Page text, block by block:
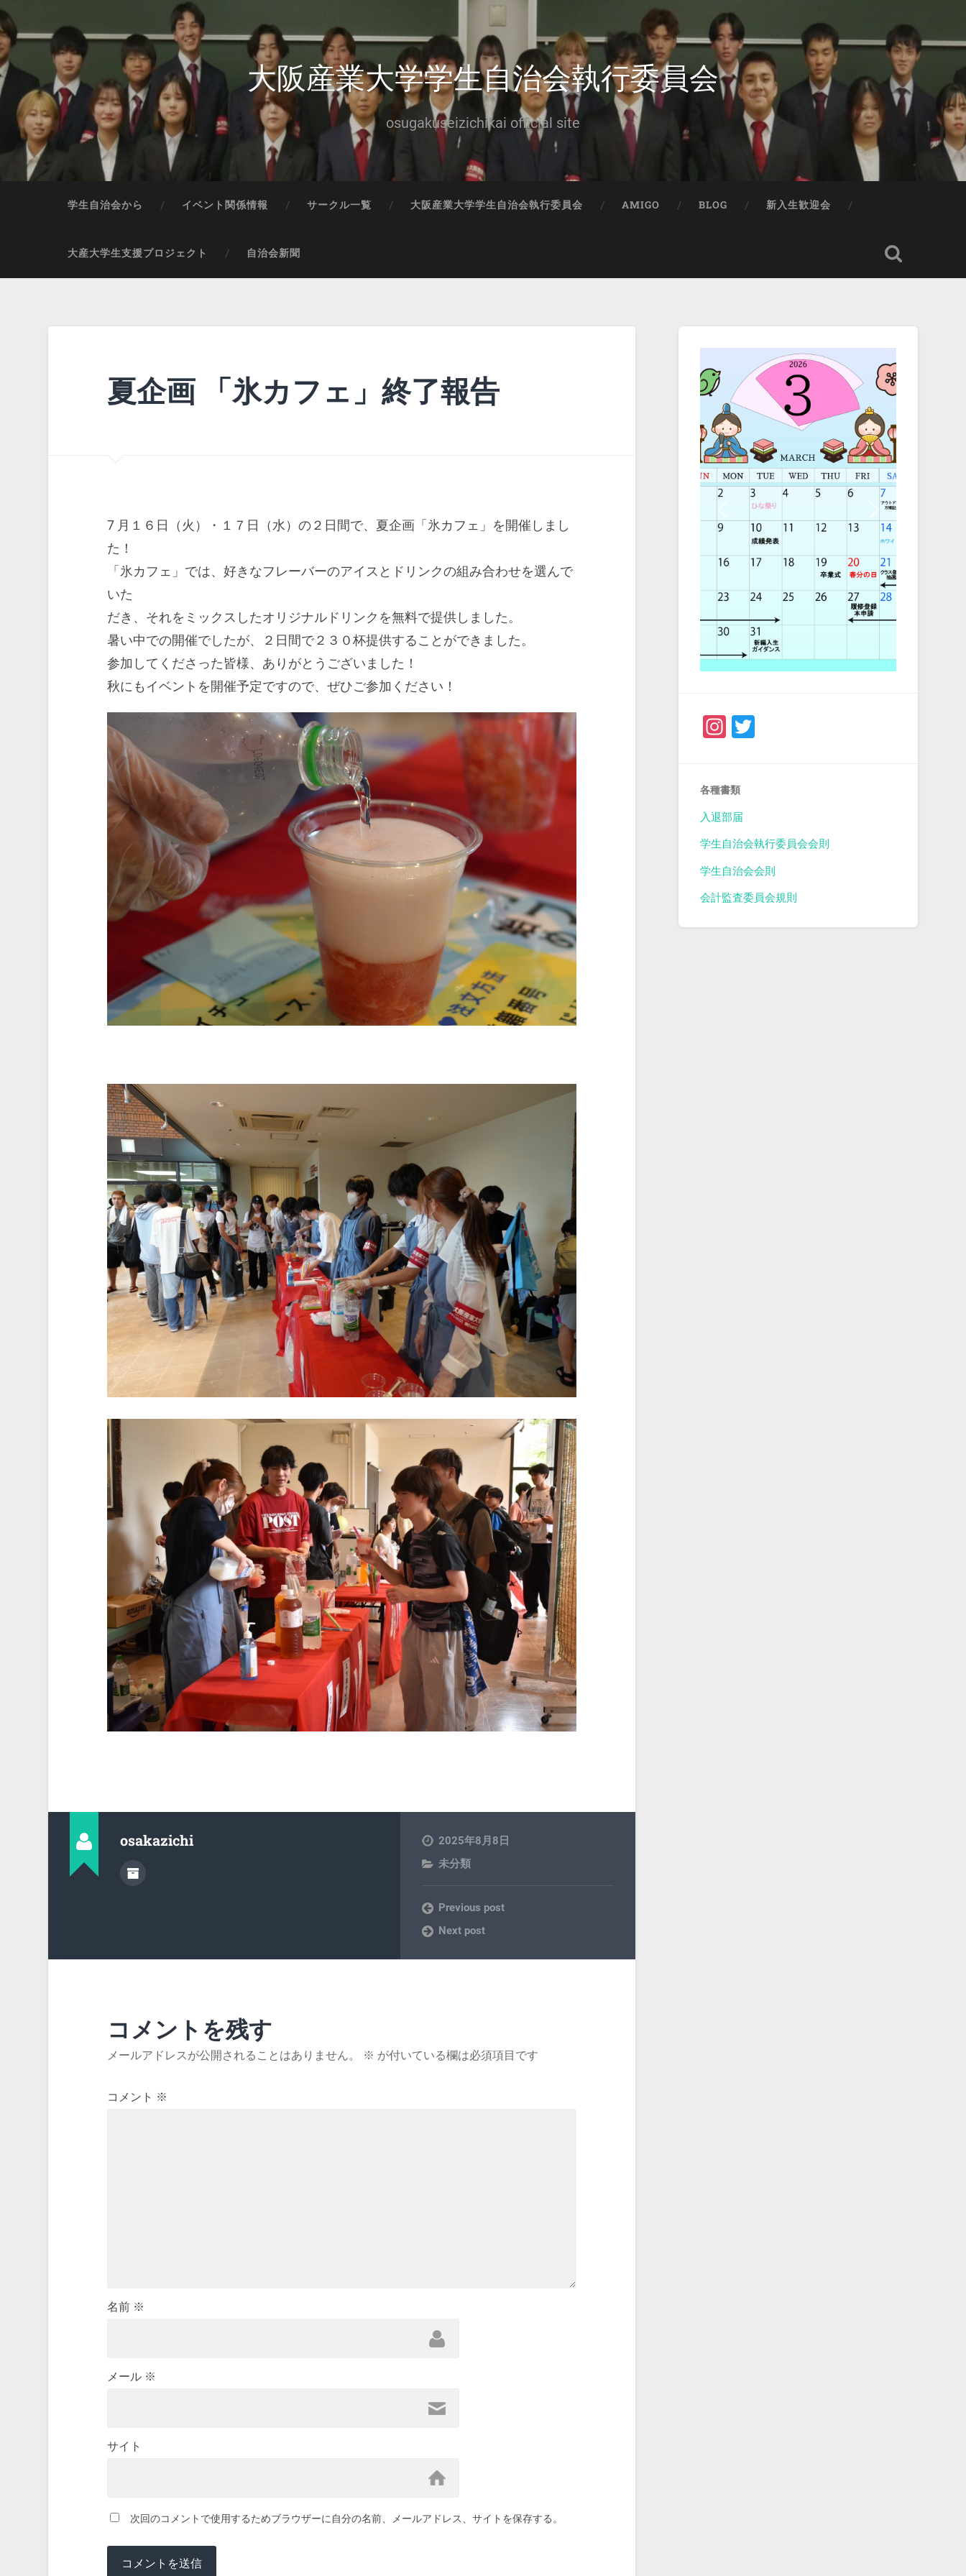
大阪産業大学学生自治会執行委員会
osugakuseizichikai official site
学生自治会から イベント関係情報 サークル一覧 大阪産業大学学生自治会執行委員会 AMIGO BLOG 新入生歓迎会
大産大学生支援プロジェクト 自治会新聞
夏企画 「氷カフェ」終了報告
7 月１６日（火）・１７日（水）の２日間で、夏企画「氷カフェ」を開催しまし
た！
「氷カフェ」では、好きなフレーバーのアイスとドリンクの組み合わせを選んで
いた
だき、それをミックスしたオリジナルドリンクを無料で提供しました。
暑い中での開催でしたが、２日間で２３０杯提供することができました。
参加してくださった皆様、ありがとうございました！
秋にもイベントを開催予定ですので、ぜひご参加ください！
osakazichi
2025年8月8日
未分類
Previous post
Next post
コメントを残す
メールアドレスが公開されることはありません。 ※ が付いている欄は必須項目です
コメント ※
名前 ※
メール ※
サイト
次回のコメントで使用するためブラウザーに自分の名前、メールアドレス、サイトを保存する。
Instagram
各種書類
入退部届
学生自治会執行委員会会則
学生自治会会則
会計監査委員会規則